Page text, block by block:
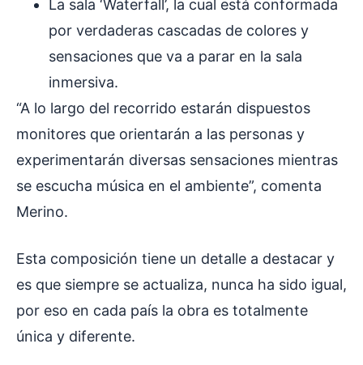
La sala ‘Waterfall’, la cual está conformada
por verdaderas cascadas de colores y
sensaciones que va a parar en la sala
inmersiva.
“A lo largo del recorrido estarán dispuestos
monitores que orientarán a las personas y
experimentarán diversas sensaciones mientras
se escucha música en el ambiente”, comenta
Merino.
Esta composición tiene un detalle a destacar y
es que siempre se actualiza, nunca ha sido igual,
por eso en cada país la obra es totalmente
única y diferente.